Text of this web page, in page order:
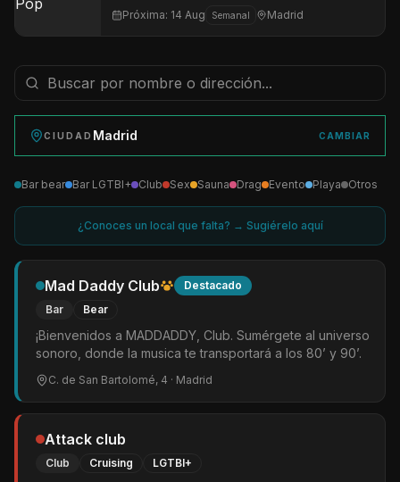
Próxima: 14 Aug Semanal Madrid
CIUDAD Madrid CAMBIAR
Bar bear Bar LGTBI+ Club Sex Sauna Drag Evento Playa Otros
¿Conoces un local que falta? → Sugiérelo aquí
Mad Daddy Club
Destacado
Bar
Bear
¡Bienvenidos a MADDADDY, Club. Sumérgete al universo
sonoro, donde la musica te transportará a los 80’ y 90’.
C. de San Bartolomé, 4 · Madrid
Attack club
Club Cruising LGTBI+